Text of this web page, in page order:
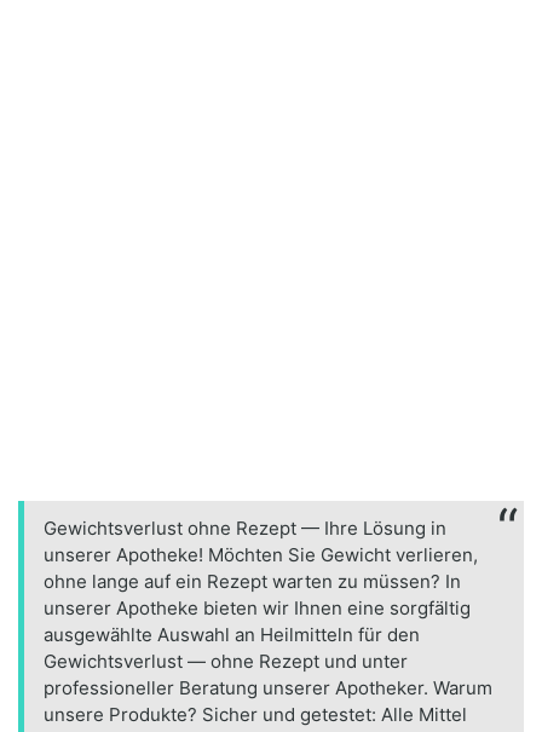
Gewichtsverlust ohne Rezept — Ihre Lösung in
unserer Apotheke! Möchten Sie Gewicht verlieren,
ohne lange auf ein Rezept warten zu müssen? In
unserer Apotheke bieten wir Ihnen eine sorgfältig
ausgewählte Auswahl an Heilmitteln für den
Gewichtsverlust — ohne Rezept und unter
professioneller Beratung unserer Apotheker. Warum
unsere Produkte? Sicher und getestet: Alle Mittel